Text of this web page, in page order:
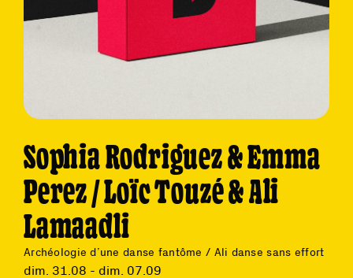
Sophia Rodriguez & Emma
Perez / Loïc Touzé & Ali
Lamaadli
Archéologie d’une danse fantôme / Ali danse sans effort
dim. 31.08 - dim. 07.09